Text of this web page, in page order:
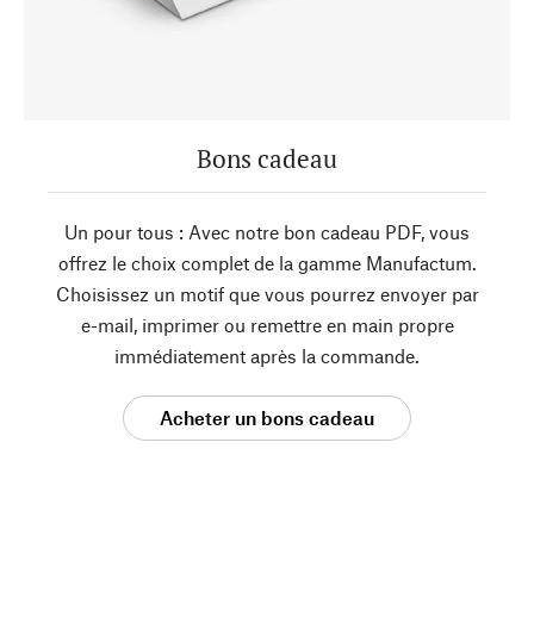
Bons cadeau
Un pour tous : Avec notre bon cadeau PDF, vous
offrez le choix complet de la gamme Manufactum.
Choisissez un motif que vous pourrez envoyer par
e-mail, imprimer ou remettre en main propre
immédiatement après la commande.
Acheter un bons cadeau